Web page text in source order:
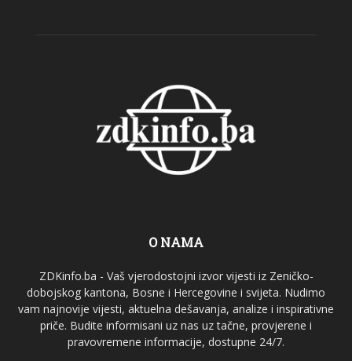
O NAMA
ZDKinfo.ba - Vaš vjerodostojni izvor vijesti iz Zeničko-
dobojskog kantona, Bosne i Hercegovine i svijeta. Nudimo
vam najnovije vijesti, aktuelna dešavanja, analize i inspirativne
priče. Budite informisani uz nas uz tačne, provjerene i
pravovremene informacije, dostupne 24/7.